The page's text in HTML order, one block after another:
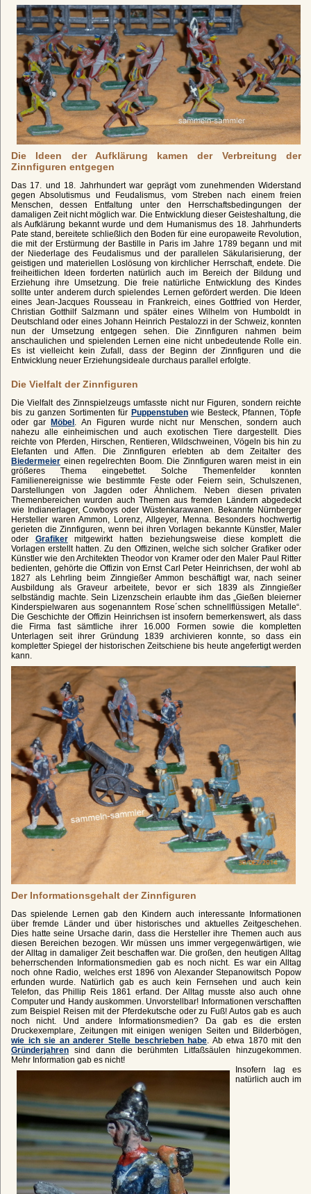
Die Ideen der Aufklärung kamen der Verbreitung der
Zinnfiguren entgegen
Das 17. und 18. Jahrhundert war geprägt vom zunehmenden Widerstand
gegen Absolutismus und Feudalismus, vom Streben nach einem freien
Menschen, dessen Entfaltung unter den Herrschaftsbedingungen der
damaligen Zeit nicht möglich war. Die Entwicklung dieser Geisteshaltung, die
als Aufklärung bekannt wurde und dem Humanismus des 18. Jahrhunderts
Pate stand, bereitete schließlich den Boden für eine europaweite Revolution,
die mit der Erstürmung der Bastille in Paris im Jahre 1789 begann und mit
der Niederlage des Feudalismus und der parallelen Säkularisierung, der
geistigen und materiellen Loslösung von kirchlicher Herrschaft, endete. Die
freiheitlichen Ideen forderten natürlich auch im Bereich der Bildung und
Erziehung ihre Umsetzung. Die freie natürliche Entwicklung des Kindes
sollte unter anderem durch spielendes Lernen gefördert werden. Die Ideen
eines Jean-Jacques Rousseau in Frankreich, eines Gottfried von Herder,
Christian Gotthilf Salzmann und später eines Wilhelm von Humboldt in
Deutschland oder eines Johann Heinrich Pestalozzi in der Schweiz, konnten
nun der Umsetzung entgegen sehen. Die Zinnfiguren nahmen beim
anschaulichen und spielenden Lernen eine nicht unbedeutende Rolle ein.
Es ist vielleicht kein Zufall, dass der Beginn der Zinnfiguren und die
Entwicklung neuer Erziehungsideale durchaus parallel erfolgte.
Die Vielfalt der Zinnfiguren
Die Vielfalt des Zinnspielzeugs umfasste nicht nur Figuren, sondern reichte
bis zu ganzen Sortimenten für Puppenstubenwie Besteck, Pfannen, Töpfe
oder garMöbel . An Figuren wurde nicht nur Menschen, sondern auch
nahezu alle einheimischen und auch exotischen Tiere dargestellt. Dies
reichte von Pferden, Hirschen, Rentieren, Wildschweinen, Vögeln bis hin zu
Elefanten und Affen. Die Zinnfiguren erlebten ab dem Zeitalter des
Biedermeier einen regelrechten Boom. Die Zinnfiguren waren meist in ein
größeres Thema eingebettet. Solche Themenfelder konnten
Familienereignisse wie bestimmte Feste oder Feiern sein, Schulszenen,
Darstellungen von Jagden oder Ähnlichem. Neben diesen privaten
Themenbereichen wurden auch Themen aus fremden Ländern abgedeckt
wie Indianerlager, Cowboys oder Wüstenkarawanen. Bekannte Nürnberger
Hersteller waren Ammon, Lorenz, Allgeyer, Menna. Besonders hochwertig
gerieten die Zinnfiguren, wenn bei ihren Vorlagen bekannte Künstler, Maler
oder Grafikermitgewirkt hatten beziehungsweise diese komplett die
Vorlagen erstellt hatten. Zu den Offizinen, welche sich solcher Grafiker oder
Künstler wie den Architekten Theodor von Kramer oder den Maler Paul Ritter
bedienten, gehörte die Offizin von Ernst Carl Peter Heinrichsen, der wohl ab
1827 als Lehrling beim Zinngießer Ammon beschäftigt war, nach seiner
Ausbildung als Graveur arbeitete, bevor er sich 1839 als Zinngießer
selbständig machte. Sein Lizenzschein erlaubte ihm das „Gießen bleierner
Kinderspielwaren aus sogenanntem Rose´schen schnellflüssigen Metalle“.
Die Geschichte der Offizin Heinrichsen ist insofern bemerkenswert, als dass
die Firma fast sämtliche ihrer 16.000 Formen sowie die kompletten
Unterlagen seit ihrer Gründung 1839 archivieren konnte, so dass ein
kompletter Spiegel der historischen Zeitschiene bis heute angefertigt werden
kann.
Der Informationsgehalt der Zinnfiguren
Das spielende Lernen gab den Kindern auch interessante Informationen
über fremde Länder und über historisches und aktuelles Zeitgeschehen.
Dies hatte seine Ursache darin, dass die Hersteller ihre Themen auch aus
diesen Bereichen bezogen. Wir müssen uns immer vergegenwärtigen, wie
der Alltag in damaliger Zeit beschaffen war. Die großen, den heutigen Alltag
beherrschenden Informationsmedien gab es noch nicht. Es war ein Alltag
noch ohne Radio, welches erst 1896 von Alexander Stepanowitsch Popow
erfunden wurde. Natürlich gab es auch kein Fernsehen und auch kein
Telefon, das Phillip Reis 1861 erfand. Der Alltag musste also auch ohne
Computer und Handy auskommen. Unvorstellbar! Informationen verschafften
zum Beispiel Reisen mit der Pferdekutsche oder zu Fuß! Autos gab es auch
noch nicht. Und andere Informationsmedien? Da gab es die ersten
Druckexemplare, Zeitungen mit einigen wenigen Seiten und Bilderbögen,
wie ich sie an anderer Stelle beschrieben habe . Ab etwa 1870 mit den
Gründerjahren sind dann die berühmten Litfaßsäulen hinzugekommen.
Mehr Information gab es nicht!
Insofern lag es
natürlich auch im